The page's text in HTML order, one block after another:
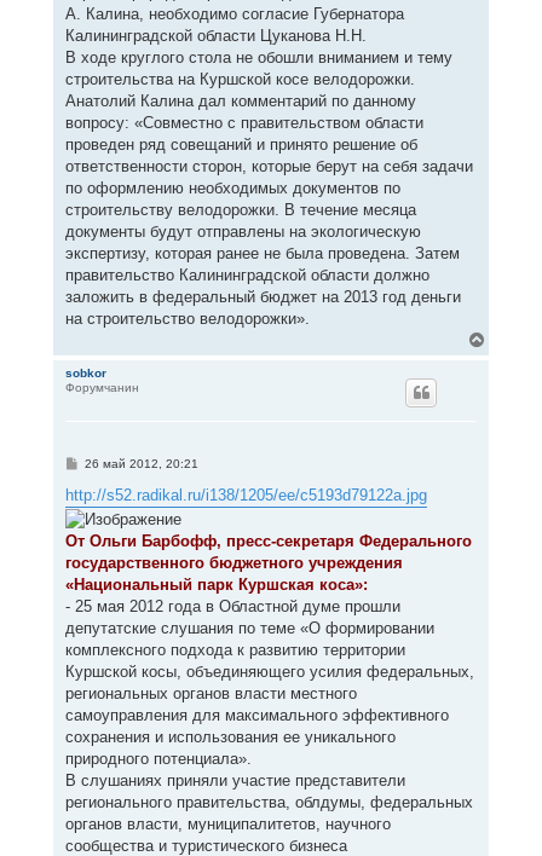
А. Калина, необходимо согласие Губернатора
Калининградской области Цуканова Н.Н.
В ходе круглого стола не обошли вниманием и тему
строительства на Куршской косе велодорожки.
Анатолий Калина дал комментарий по данному
вопросу: «Совместно с правительством области
проведен ряд совещаний и принято решение об
ответственности сторон, которые берут на себя задачи
по оформлению необходимых документов по
строительству велодорожки. В течение месяца
документы будут отправлены на экологическую
экспертизу, которая ранее не была проведена. Затем
правительство Калининградской области должно
заложить в федеральный бюджет на 2013 год деньги
на строительство велодорожки».
е
sobkor
Форумчанин
С
о
б
щ
е
н
и
е
26 май 2012, 20:21
http://s52.radikal.ru/i138/1205/ee/c5193d79122a.jpg
От Ольги Барбофф, пресс-секретаря Федерального
государственного бюджетного учреждения
«Национальный парк Куршская коса»:
- 25 мая 2012 года в Областной думе прошли
депутатские слушания по теме «О формировании
комплексного подхода к развитию территории
Куршской косы, объединяющего усилия федеральных,
региональных органов власти местного
самоуправления для максимального эффективного
сохранения и использования ее уникального
природного потенциала».
В слушаниях приняли участие представители
регионального правительства, облдумы, федеральных
органов власти, муниципалитетов, научного
сообщества и туристического бизнеса